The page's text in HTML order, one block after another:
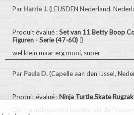
Par Harrie J.(LEUSDEN Nederland,
Produit évalué :Set van 11 Betty Boop
Figuren - Serie (47-60)
wel klein maar erg mooi, super
Par Paula D.(Capelle aan den IJssel,
Produit évalué : Ninja Turtle Skate